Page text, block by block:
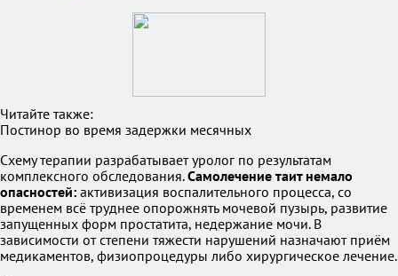
Читайте также:
Постинор во время задержки месячных
Схему терапии разрабатывает уролог по результатам
комплексного обследования.Самолечение таит немало
опасностей: активизация воспалительного процесса, со
временем всё труднее опорожнять мочевой пузырь, развитие
запущенных форм простатита, недержание мочи. В
зависимости от степени тяжести нарушений назначают приём
медикаментов, физиопроцедуры либо хирургическое лечение.